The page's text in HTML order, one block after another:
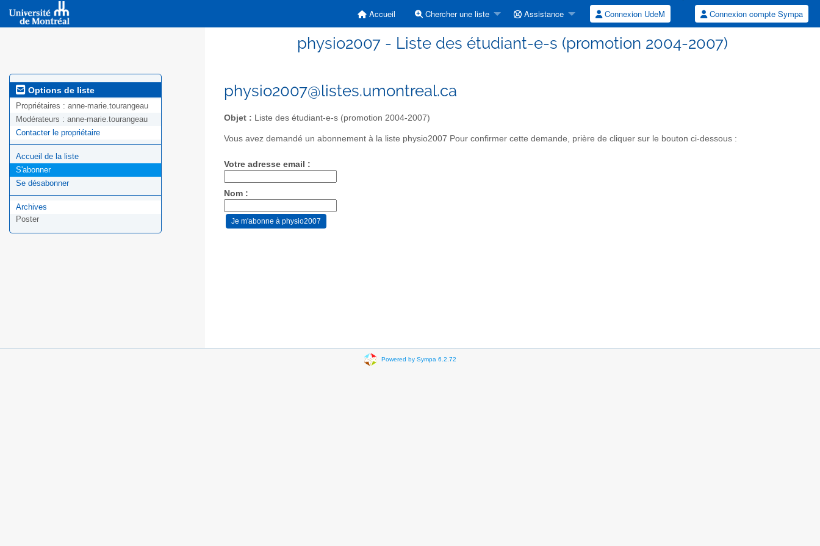
Accueil Chercher une liste Assistance Connexion UdeM Connexion compte Sympa
physio2007 - Liste des étudiant-e-s (promotion 2004-2007)
Options de liste
Propriétaires : anne-marie.tourangeau
Modérateurs : anne-marie.tourangeau
Contacter le propriétaire
Accueil de la liste
S'abonner
Se désabonner
Archives
Poster
physio2007@listes.umontreal.ca
Objet : Liste des étudiant-e-s (promotion 2004-2007)
Vous avez demandé un abonnement à la liste physio2007 Pour confirmer cette demande, prière de cliquer sur le bouton ci-dessous :
Votre adresse email :
Nom :
Powered by Sympa 6.2.72